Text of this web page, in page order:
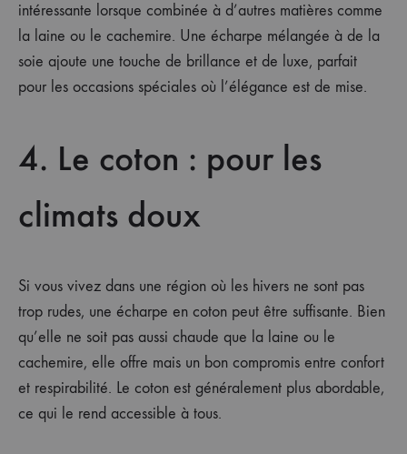
intéressante lorsque combinée à d’autres matières comme
la laine ou le cachemire. Une écharpe mélangée à de la
soie ajoute une touche de brillance et de luxe, parfait
pour les occasions spéciales où l’élégance est de mise.
4. Le coton : pour les
climats doux
Si vous vivez dans une région où les hivers ne sont pas
trop rudes, une écharpe en coton peut être suffisante. Bien
qu’elle ne soit pas aussi chaude que la laine ou le
cachemire, elle offre mais un bon compromis entre confort
et respirabilité. Le coton est généralement plus abordable,
ce qui le rend accessible à tous.